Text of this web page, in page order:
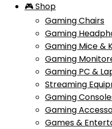
🎮 Shop
Gaming Chairs
Gaming
Gaming Mice &
Gaming
Gaming PC &
Streaming
Gaming
Gaming
Games &